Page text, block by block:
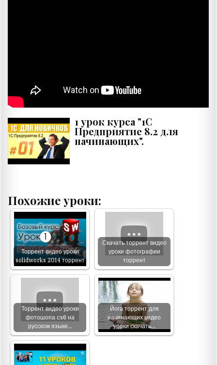
1 урок курса "1С
Предприятие 8.2 для
начинающих".
Похожие уроки:
Торрент видео уроки
solidworks 2014 торрент
Скачать торрент видео
уроки фотографии
торрент
Торрент видео уроки
фотошопа cs6 на
русском языке…
Йога торрент для
начинающих видео
уроки скачать…